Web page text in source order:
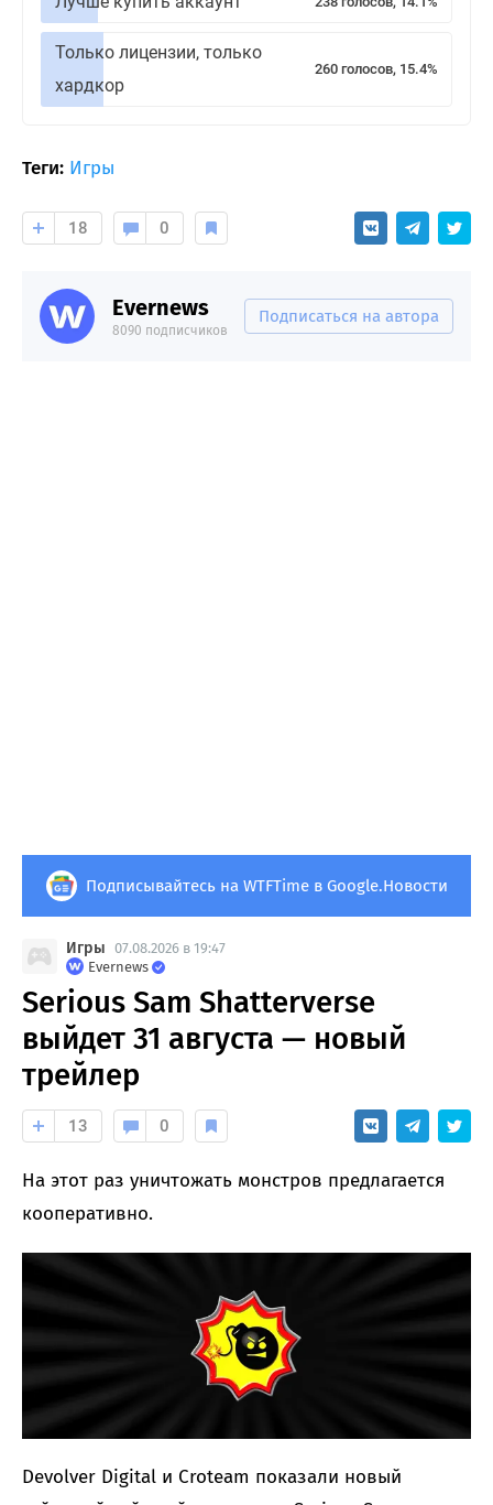
Только лицензии, только
хардкор
260 голосов, 15.4%
Теги: Игры
18 0
Evernews
8090 подписчиков
Подписаться на автора
Подписывайтесь на WTFTime в Google.Новости
Игры 07.08.2026 в 19:47
Evernews
Serious Sam Shatterverse
выйдет 31 августа — новый
трейлер
13 0
На этот раз уничтожать монстров предлагается
кооперативно.
Devolver Digital и Croteam показали новый